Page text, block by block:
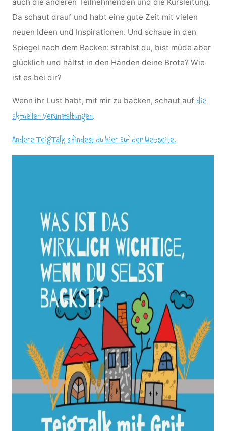
Da schaut drauf und habt eine gute Zeit mit vielen
neuen Ideen und Inspirationen. Und schaue in den
Spiegel nach dem Backen: strahlst du, bist müde aber
glücklich und hältst in den Händen deine Brote? Wie
ist es bei dir?
Wenn ihr Lust habt, mit mir zu backen, schaut auf die
aktuellen Veranstaltungen.
Andere TeigTalk s findest du hier auf der Webseite.